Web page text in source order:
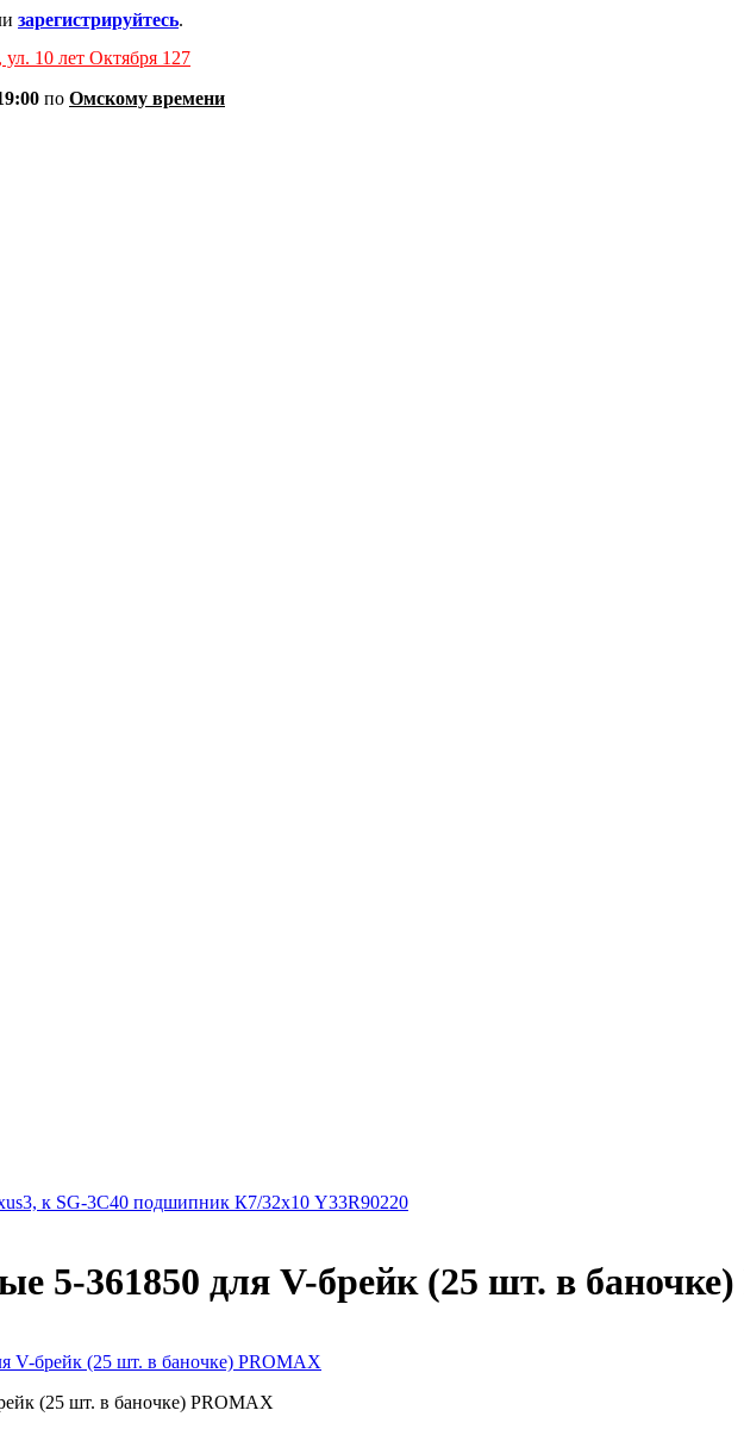
зарегистрируйтесь.
ул. 10 лет Октября 127
по Омскому времени
к SG-3C40 подшипник К7/32х10 Y33R90220
5-361850 для V-брейк (25 шт. в
V-брейк (25 шт. в баночке) PROMAX
(25 шт. в баночке) PROMAX